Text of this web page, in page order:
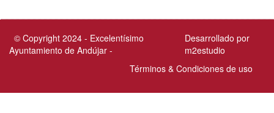
Desarrollado por
m2estudio
© Copyright 2024 - Excelentísimo
Ayuntamiento de Andújar -
Términos & Condiciones de uso